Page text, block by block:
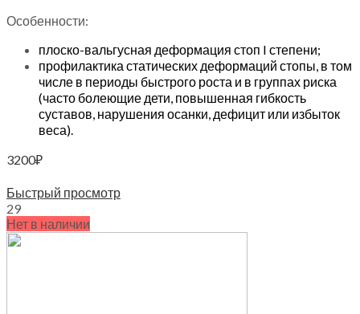
Особенности:
плоско-вальгусная деформация стоп I степени;
профилактика статических деформаций стопы, в том
числе в периоды быстрого роста и в группах риска
(часто болеющие дети, повышенная гибкость
суставов, нарушения осанки, дефицит или избыток
веса).
3200₽
Быстрый просмотр
29
Нет в наличии